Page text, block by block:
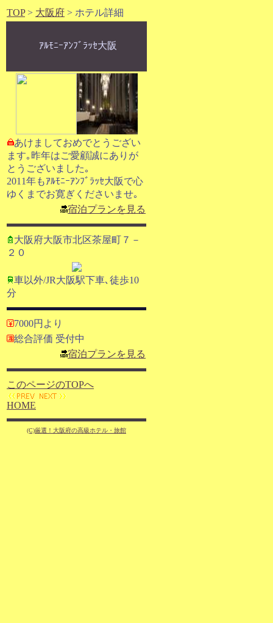
TOP> 大阪府 > ホテル詳細
ｱﾙﾓﾆｰｱﾝﾌﾞﾗｯｾ大阪
あけましておめでとうござい
ます｡昨年はご愛顧誠にありが
とうございました｡
2011年もｱﾙﾓﾆｰｱﾝﾌﾞﾗｯｾ大阪で心
ゆくまでお寛ぎくださいませ｡
宿泊プランを見る
大阪府大阪市北区茶屋町７－
２０
車以外/JR大阪駅下車､徒歩10
分
7000円より
総合評価 受付中
宿泊プランを見る
このページのTOPへ
HOME
(C)厳選！大阪府の高級ホテル・旅館